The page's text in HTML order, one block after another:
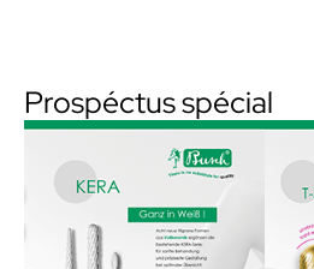
Prospéctus spécial